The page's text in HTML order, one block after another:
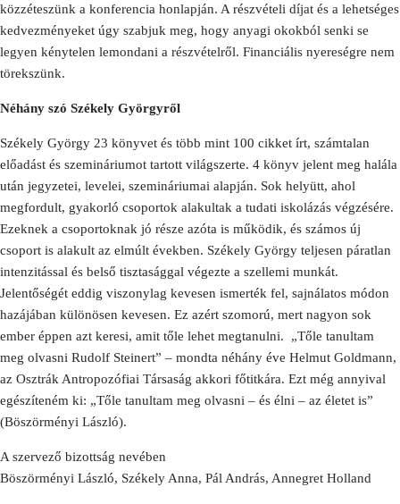
közzéteszünk a konferencia honlapján. A részvételi díjat és a lehetséges
kedvezményeket úgy szabjuk meg, hogy anyagi okokból senki se
legyen kénytelen lemondani a részvételről. Financiális nyereségre nem
törekszünk.
Néhány szó Székely Györgyről
Székely György 23 könyvet és több mint 100 cikket írt, számtalan
előadást és szemináriumot tartott világszerte. 4 könyv jelent meg halála
után jegyzetei, levelei, szemináriumai alapján. Sok helyütt, ahol
megfordult, gyakorló csoportok alakultak a tudati iskolázás végzésére.
Ezeknek a csoportoknak jó része azóta is működik, és számos új
csoport is alakult az elmúlt években. Székely György teljesen páratlan
intenzitással és belső tisztasággal végezte a szellemi munkát.
Jelentőségét eddig viszonylag kevesen ismerték fel, sajnálatos módon
hazájában különösen kevesen. Ez azért szomorú, mert nagyon sok
ember éppen azt keresi, amit tőle lehet megtanulni. „Tőle tanultam
meg olvasni Rudolf Steinert” – mondta néhány éve Helmut Goldmann,
az Osztrák Antropozófiai Társaság akkori főtitkára. Ezt még annyival
egészíteném ki: „Tőle tanultam meg olvasni – és élni – az életet is”
(Böszörményi László).
A szervező bizottság nevében
Böszörményi László, Székely Anna, Pál András, Annegret Holland